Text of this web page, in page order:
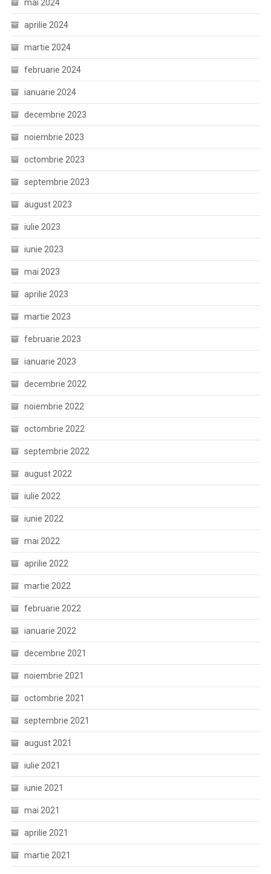
mai 2024
aprilie 2024
martie 2024
februarie 2024
ianuarie 2024
decembrie 2023
noiembrie 2023
octombrie 2023
septembrie 2023
august 2023
iulie 2023
iunie 2023
mai 2023
aprilie 2023
martie 2023
februarie 2023
ianuarie 2023
decembrie 2022
noiembrie 2022
octombrie 2022
septembrie 2022
august 2022
iulie 2022
iunie 2022
mai 2022
aprilie 2022
martie 2022
februarie 2022
ianuarie 2022
decembrie 2021
noiembrie 2021
octombrie 2021
septembrie 2021
august 2021
iulie 2021
iunie 2021
mai 2021
aprilie 2021
martie 2021